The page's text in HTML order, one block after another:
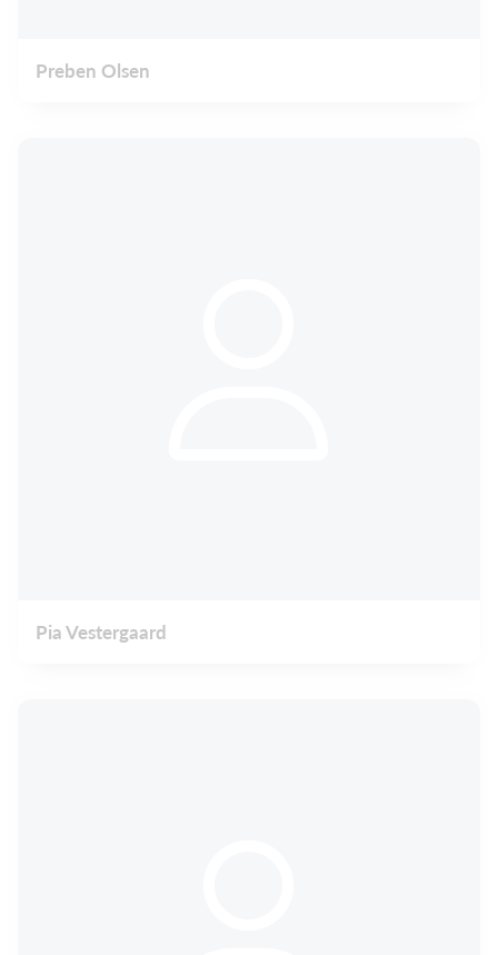
Preben Olsen
Pia Vestergaard